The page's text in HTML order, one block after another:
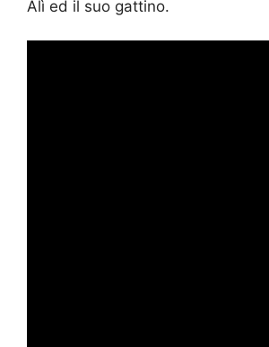
Alì ed il suo gattino.